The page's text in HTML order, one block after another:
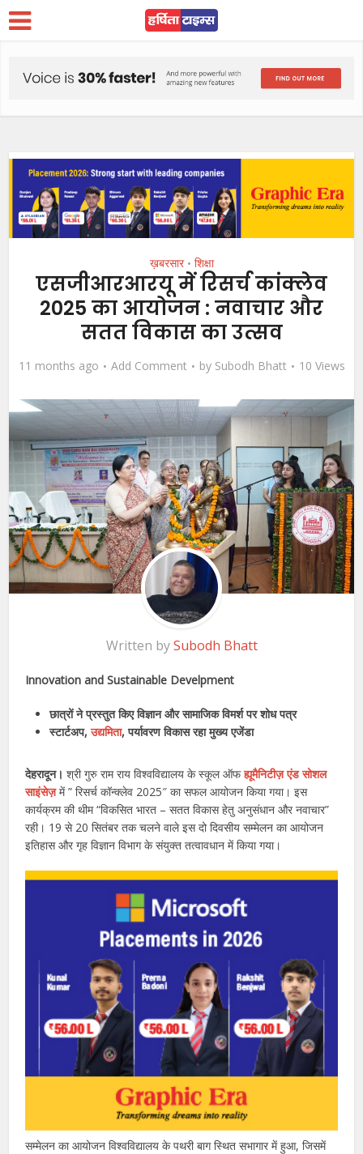
ख़बरसार • शिक्षा
एसजीआरआरयू में रिसर्च कांक्लेव
2025 का आयोजन : नवाचार और
सतत विकास का उत्सव
11 months ago Add Comment by Subodh Bhatt 10 Views
Written bySubodh Bhatt
Innovation and Sustainable Develpment
छात्रों ने प्रस्तुत किए विज्ञान और सामाजिक विमर्श पर शोध पत्र
स्टार्टअप,उद्यमिता, पर्यावरण विकास रहा मुख्य एजेंडा
देहरादून।श्री गुरु राम राय विश्वविद्यालय के स्कूल ऑफह्यूमैनिटीज़ एंड सोशल
साइंसेज़में ” रिसर्च कॉन्क्लेव 2025″ का सफल आयोजन किया गया। इस
कार्यक्रम की थीम “विकसित भारत – सतत विकास हेतु अनुसंधान और नवाचार”
रही। 19 से 20 सितंबर तक चलने वाले इस दो दिवसीय सम्मेलन का आयोजन
इतिहास और गृह विज्ञान विभाग के संयुक्त तत्वावधान में किया गया।
सम्मेलन का आयोजन विश्वविद्यालय के पथरी बाग स्थित सभागार में हुआ, जिसमें